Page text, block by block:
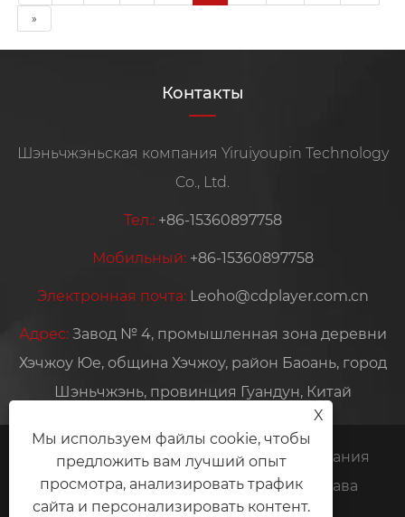
»
Контакты
Шэньчжэньская компания Yiruiyoupin Technology
Co., Ltd.
Тел.: +86-15360897758
Мобильный: +86-15360897758
Электронная почта: Leoho@cdplayer.com.cn
Адрес: Завод № 4, промышленная зона деревни
Хэчжоу Юе, община Хэчжоу, район Баоань, город
Шэньчжэнь, провинция Гуандун, Китай
Copyright © 2026 Шэньчжэньская компания
Yiruiyoupin Technology Co., Ltd. Все права
X
Мы используем файлы cookie, чтобы
предложить вам лучший опыт
просмотра, анализировать трафик
сайта и персонализировать контент.